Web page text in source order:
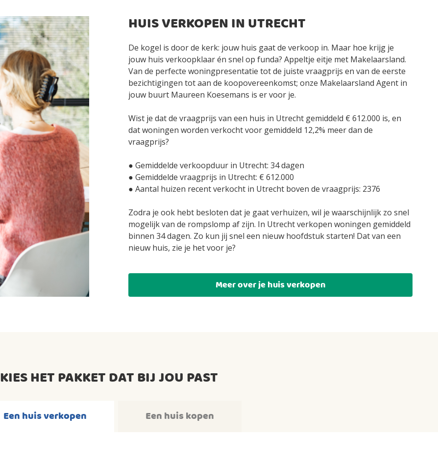
HUIS VERKOPEN IN UTRECHT
De kogel is door de kerk: jouw huis gaat de verkoop in. Maar hoe krijg je
jouw huis verkoopklaar én snel op funda? Appeltje eitje met Makelaarsland.
Van de perfecte woningpresentatie tot de juiste vraagprijs en van de eerste
bezichtigingen tot aan de koopovereenkomst; onze Makelaarsland Agent in
jouw buurt Maureen Koesemans is er voor je.
Wist je dat de vraagprijs van een huis in Utrecht gemiddeld € 612.000 is, en
dat woningen worden verkocht voor gemiddeld 12,2% meer dan de
vraagprijs?
● Gemiddelde verkoopduur in Utrecht: 34 dagen
● Gemiddelde vraagprijs in Utrecht: € 612.000
● Aantal huizen recent verkocht in Utrecht boven de vraagprijs: 2376
Zodra je ook hebt besloten dat je gaat verhuizen, wil je waarschijnlijk zo snel
mogelijk van de rompslomp af zijn. In Utrecht verkopen woningen gemiddeld
binnen 34 dagen. Zo kun jij snel een nieuw hoofdstuk starten! Dat van een
nieuw huis, zie je het voor je?
Meer over je huis verkopen
KIES HET PAKKET DAT BIJ JOU PAST
Een huis verkopen Een huis kopen